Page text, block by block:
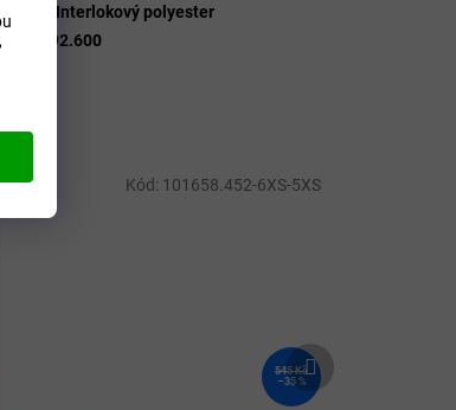
545 Kč
–35 %
Kód: 101658.452-6XS-5XS
produkt
100% Interlokový polyester
100092.600